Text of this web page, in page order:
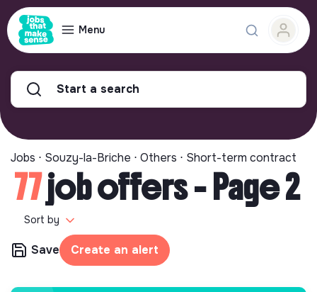
Menu
Start a search
Jobs ⋅ Souzy-la-Briche ⋅ Others ⋅ Short-term contract
77job offers - Page 2
Sort by
Save Create an alert